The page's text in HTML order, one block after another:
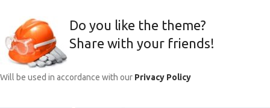
Do you like the theme?
Share with your friends!
Will be used in accordance with our Privacy Policy